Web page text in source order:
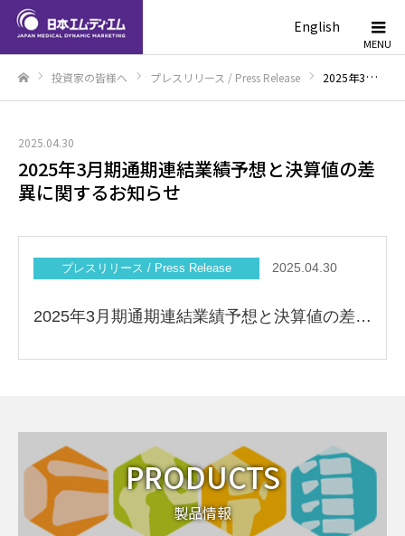
English
投資家の皆様へ プレスリリース / Press Release 2025年3月期通期連結業績予想と決算値の差異に関するお知らせ
2025.04.30
2025年3月期通期連結業績予想と決算値の差
異に関するお知らせ
プレスリリース / Press Release 2025.04.30
2025年3月期通期連結業績予想と決算値の差異に関するお知らせを掲載いたしました
PRODUCTS
製品情報